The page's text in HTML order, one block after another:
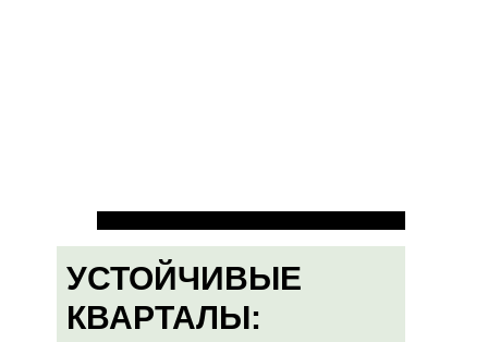
УСТОЙЧИВЫЕ
КВАРТАЛЫ: